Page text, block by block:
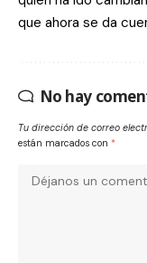
que ahora se da
No hay
Tu dirección de correo
están marcados con *